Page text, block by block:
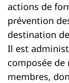
actions de
prévention
destination
Il est
composée de
membres,